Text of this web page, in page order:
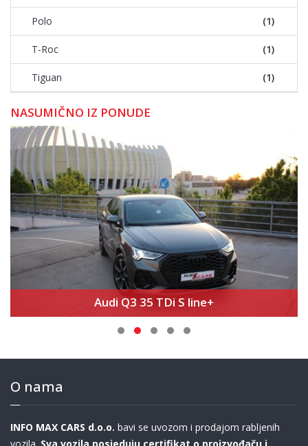
Polo (1)
T-Roc (1)
Tiguan (1)
NASUMIČNO IZ PONUDE
Audi Q3 35 TDi S line+
O nama
INFO MAX CARS d.o.o. bavi se uvozom i prodajom rabljenih